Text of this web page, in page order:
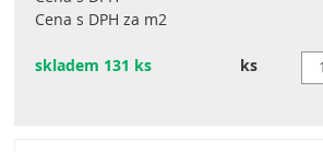
Cena s DPH za m2
skladem 131 ks ks